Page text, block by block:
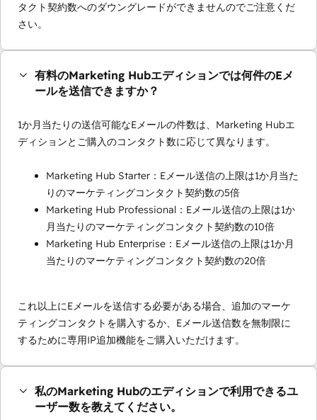
タクト契約数へのダウングレードができませんのでご注意くだ
さい。
有料のMarketing Hubエディションでは何件のEメ
ールを送信できますか？
1か月当たりの送信可能なEメールの件数は、Marketing Hubエ
ディションとご購入のコンタクト数に応じて異なります。
Marketing Hub Starter：Eメール送信の上限は1か月当た
りのマーケティングコンタクト契約数の5倍
Marketing Hub Professional：Eメール送信の上限は1か
月当たりのマーケティングコンタクト契約数の10倍
Marketing Hub Enterprise：Eメール送信の上限は1か月
当たりのマーケティングコンタクト契約数の20倍
これ以上にEメールを送信する必要がある場合、追加のマーケ
ティングコンタクトを購入するか、Eメール送信数を無制限に
するために専用IP追加機能をご購入いただけます。
私のMarketing Hubのエディションで利用できるユ
ーザー数を教えてください。